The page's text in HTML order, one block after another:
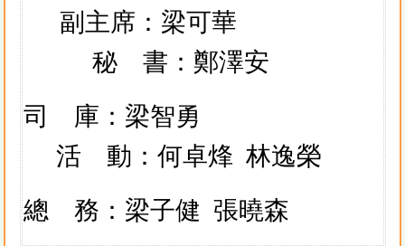
副主席：梁可華
秘 書：鄭澤安
司 庫：梁智勇
活 動：何卓烽 林逸榮
總 務：梁子健 張曉森